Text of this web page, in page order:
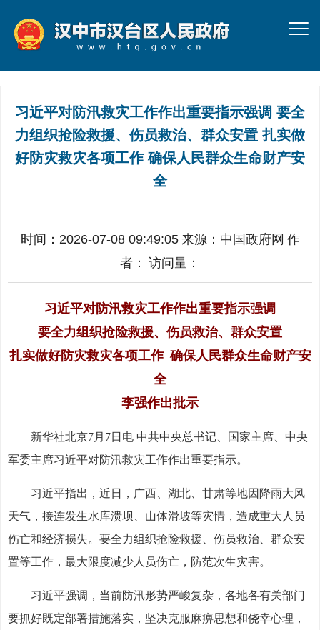
习近平对防汛救灾工作作出重要指示强调 要全
力组织抢险救援、伤员救治、群众安置 扎实做
好防灾救灾各项工作 确保人民群众生命财产安
全
时间：2026-07-08 09:49:05 来源： 中国政府网 作
者： 访问量：
习近平对防汛救灾工作作出重要指示强调
要全力组织抢险救援、伤员救治、群众安置
扎实做好防灾救灾各项工作 确保人民群众生命财产安
全
李强作出批示
新华社北京7月7日电 中共中央总书记、国家主席、中央
军委主席习近平对防汛救灾工作作出重要指示。
习近平指出，近日，广西、湖北、甘肃等地因降雨大风
天气，接连发生水库溃坝、山体滑坡等灾情，造成重大人员
伤亡和经济损失。要全力组织抢险救援、伤员救治、群众安
置等工作，最大限度减少人员伤亡，防范次生灾害。
习近平强调，当前防汛形势严峻复杂，各地各有关部门
要抓好既定部署措施落实，坚决克服麻痹思想和侥幸心理，